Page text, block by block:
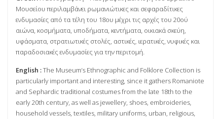
Μουσείου περιλαμβάνει ρωμανιώτικες και σεφαραδίτικες
ενδυμασίες από τα τέλη του 18ου μέχρι τις αρχές του 20ού
αιώνα, κοσμήματα, υποδήματα, κεντήματα, οικιακά σκεύη,
υφάσματα, στρατιωτικές στολές, αστικές, ιερατικές, νυφικές και
παραδοσιακές ενδυμασίες για την περιτομή.
English :The Museum’s Ethnographic and Folklore Collection is
particularly important and interesting, since it gathers Romaniote
and Sephardic traditional costumes from the late 18th to the
early 20th century, as well as jewellery, shoes, embroideries,
household vessels, textiles, military uniforms, urban, religious,